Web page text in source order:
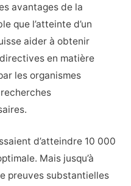
avantages de la
que l’atteinte d’un
aider à obtenir
en matière
les organismes
d’atteindre 10 000
Mais jusqu’à
preuves substantielles